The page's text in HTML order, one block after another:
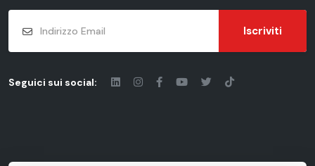
Iscriviti
Seguici sui social: